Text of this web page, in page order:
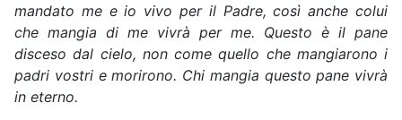
mandato me e io vivo per il Padre, così anche colui
che mangia di me vivrà per me. Questo è il pane
disceso dal cielo, non come quello che mangiarono i
padri vostri e morirono. Chi mangia questo pane vivrà
in eterno.